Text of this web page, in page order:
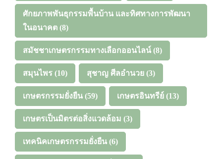
ศักยภาพพันธุกรรมพื้นบ้าน และทิศทางการพัฒนา
ในอนาคต (8)
สมัชชาเกษตรกรรมทางเลือกออนไลน์ (8)
สมุนไพร (10) สุชาญ ศีลอำนวย (3)
เกษตรกรรมยั่งยืน (59) เกษตรอินทรีย์ (13)
เกษตรเป็นมิตรต่อสิ่งแวดล้อม (3)
เทคนิคเกษตรกรรมยั่งยืน (6)